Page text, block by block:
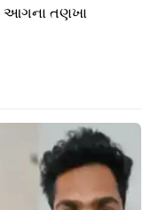
આગના તણખા